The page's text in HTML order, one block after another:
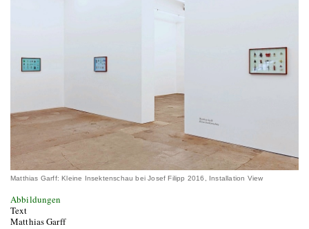
Matthias Garff: Kleine Insektenschau bei Josef Filipp 2016, Installation View
Abbildungen
Text
Matthias Garff